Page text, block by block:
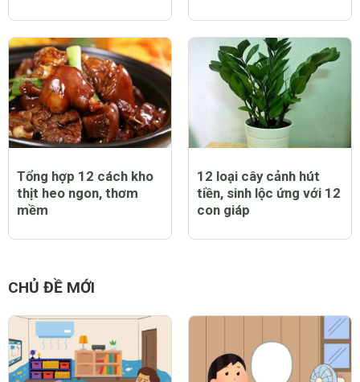
Tổng hợp 12 cách kho
thịt heo ngon, thơm
mềm
12 loại cây cảnh hút
tiền, sinh lộc ứng với 12
con giáp
CHỦ ĐỀ MỚI